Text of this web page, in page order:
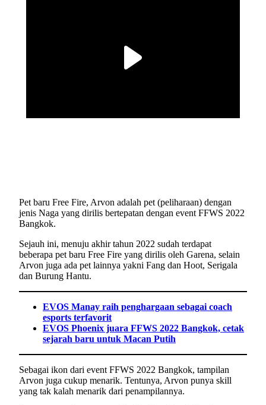
Pet baru Free Fire, Arvon adalah pet (peliharaan) dengan
jenis Naga yang dirilis bertepatan dengan event FFWS 2022
Bangkok.
Sejauh ini, menuju akhir tahun 2022 sudah terdapat
beberapa pet baru Free Fire yang dirilis oleh Garena, selain
Arvon juga ada pet lainnya yakni Fang dan Hoot, Serigala
dan Burung Hantu.
EVOS Manay raih penghargaan sebagai coach
esports terfavorit
EVOS Phoenix juara FFWS 2022 Bangkok, cetak
sejarah baru untuk Macan Putih
Sebagai ikon dari event FFWS 2022 Bangkok, tampilan
Arvon juga cukup menarik. Tentunya, Arvon punya skill
yang tak kalah menarik dari penampilannya.